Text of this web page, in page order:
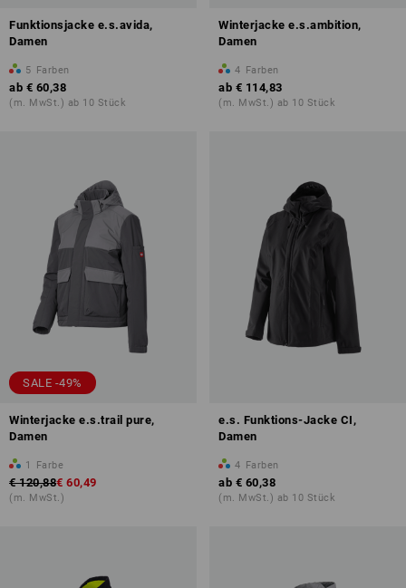
Funktionsjacke e.s.avida,
Damen
5 Farben
ab € 60,38
(m. MwSt.) ab 10 Stück
Winterjacke e.s.ambition,
Damen
4 Farben
ab € 114,83
(m. MwSt.) ab 10 Stück
SALE -49%
Winterjacke e.s.trail pure,
Damen
1 Farbe
€ 120,88€ 60,49
(m. MwSt.)
e.s. Funktions-Jacke CI,
Damen
4 Farben
ab € 60,38
(m. MwSt.) ab 10 Stück